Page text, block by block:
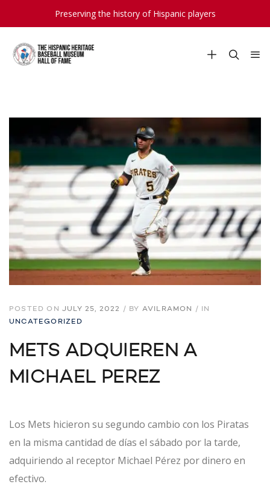
Preserving the history of Hispanic players
POSTED ON JULY 25, 2022 / BY AVILRAMON /
IN
UNCATEGORIZED
METS ADQUIEREN A
MICHAEL PEREZ
Los Mets hicieron su segundo cambio con los Piratas
en la misma cantidad de días el sábado por la tarde,
adquiriendo al receptor Michael Pérez por dinero en
efectivo.